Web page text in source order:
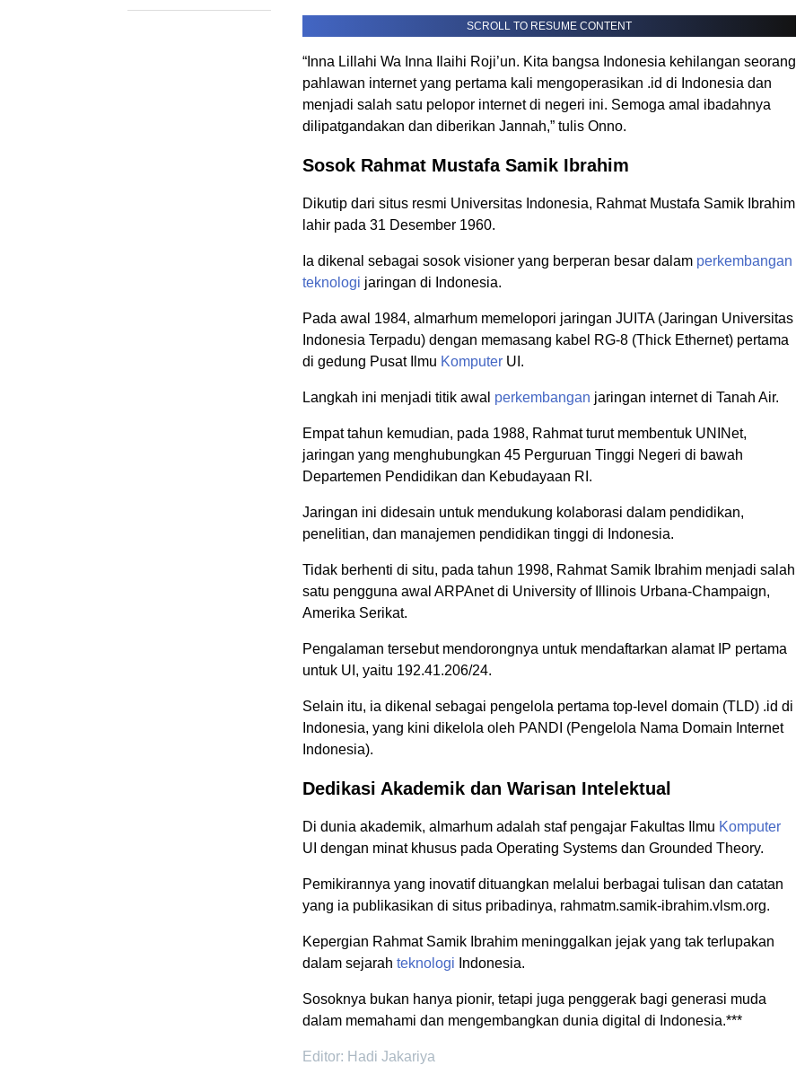
SCROLL TO RESUME CONTENT
“Inna Lillahi Wa Inna Ilaihi Roji’un. Kita bangsa Indonesia kehilangan seorang
pahlawan internet yang pertama kali mengoperasikan .id di Indonesia dan
menjadi salah satu pelopor internet di negeri ini. Semoga amal ibadahnya
dilipatgandakan dan diberikan Jannah,” tulis Onno.
Sosok Rahmat Mustafa Samik Ibrahim
Dikutip dari situs resmi Universitas Indonesia, Rahmat Mustafa Samik Ibrahim
lahir pada 31 Desember 1960.
Ia dikenal sebagai sosok visioner yang berperan besar dalam perkembangan
teknologi jaringan di Indonesia.
Pada awal 1984, almarhum memelopori jaringan JUITA (Jaringan Universitas
Indonesia Terpadu) dengan memasang kabel RG-8 (Thick Ethernet) pertama
di gedung Pusat Ilmu Komputer UI.
Langkah ini menjadi titik awal perkembangan jaringan internet di Tanah Air.
Empat tahun kemudian, pada 1988, Rahmat turut membentuk UNINet,
jaringan yang menghubungkan 45 Perguruan Tinggi Negeri di bawah
Departemen Pendidikan dan Kebudayaan RI.
Jaringan ini didesain untuk mendukung kolaborasi dalam pendidikan,
penelitian, dan manajemen pendidikan tinggi di Indonesia.
Tidak berhenti di situ, pada tahun 1998, Rahmat Samik Ibrahim menjadi salah
satu pengguna awal ARPAnet di University of Illinois Urbana-Champaign,
Amerika Serikat.
Pengalaman tersebut mendorongnya untuk mendaftarkan alamat IP pertama
untuk UI, yaitu 192.41.206/24.
Selain itu, ia dikenal sebagai pengelola pertama top-level domain (TLD) .id di
Indonesia, yang kini dikelola oleh PANDI (Pengelola Nama Domain Internet
Indonesia).
Dedikasi Akademik dan Warisan Intelektual
Di dunia akademik, almarhum adalah staf pengajar Fakultas Ilmu Komputer
UI dengan minat khusus pada Operating Systems dan Grounded Theory.
Pemikirannya yang inovatif dituangkan melalui berbagai tulisan dan catatan
yang ia publikasikan di situs pribadinya, rahmatm.samik-ibrahim.vlsm.org.
Kepergian Rahmat Samik Ibrahim meninggalkan jejak yang tak terlupakan
dalam sejarah teknologi Indonesia.
Sosoknya bukan hanya pionir, tetapi juga penggerak bagi generasi muda
dalam memahami dan mengembangkan dunia digital di Indonesia.***
Editor: Hadi Jakariya